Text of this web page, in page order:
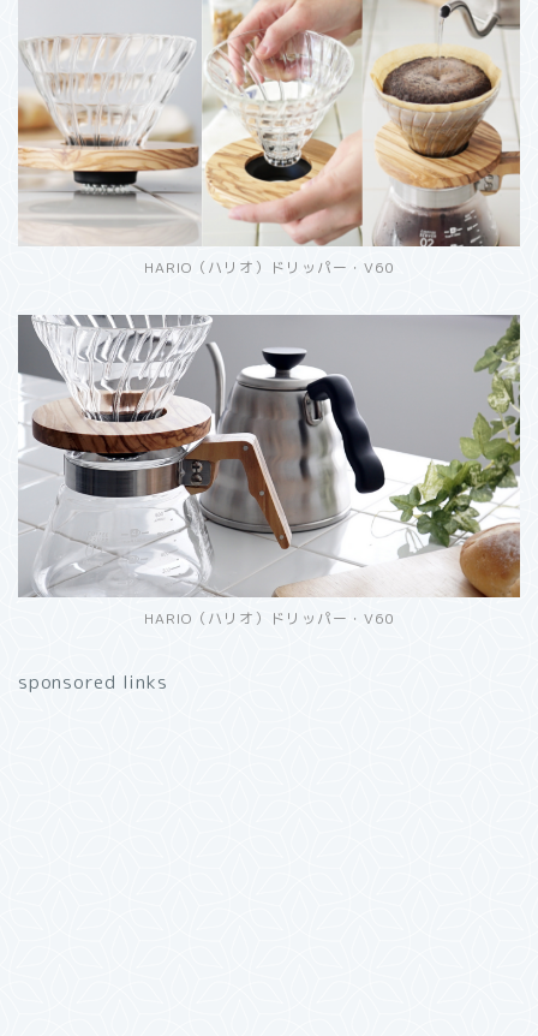
HARIO（ハリオ）ドリッパー・V60
HARIO（ハリオ）ドリッパー・V60
sponsored links